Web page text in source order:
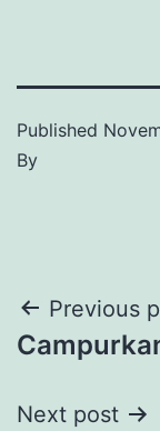
Published
By
Post
Previous
Next post